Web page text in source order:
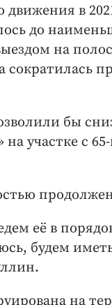
в
до
на
бы
участке с
её в
будем
на